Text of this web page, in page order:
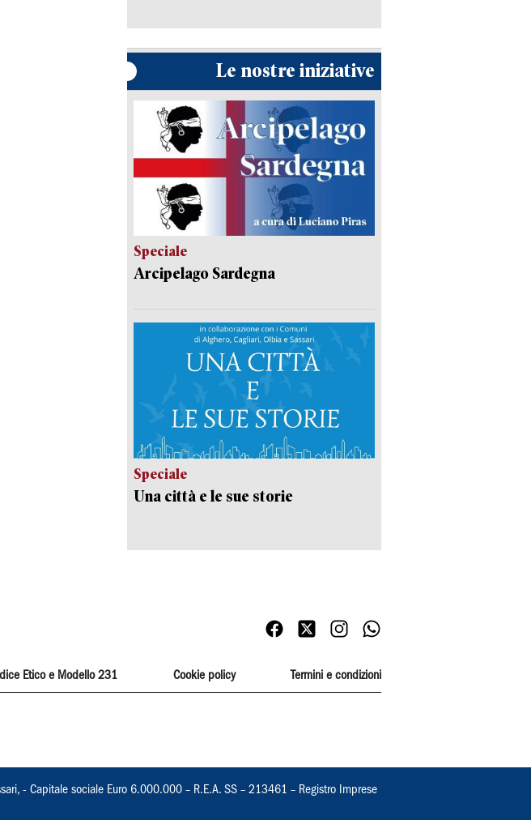
Le nostre iniziative
Speciale
Arcipelago Sardegna
Speciale
Una città e le sue storie
Etico e Modello 231 Cookie policy Termini e condizioni
- Capitale sociale Euro 6.000.000 – R.E.A. SS – 213461 – Registro Imprese